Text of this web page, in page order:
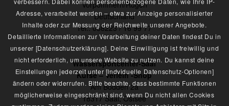
Vorpommern/Rügen
Deutschland
Tel.: 038223 / 16 99 77
Wassersportcenter-Saal
Kurse – Verleih -Shop
Am Bodden 2a
18317 Saal, Ostsee
Adresse, verarbeitet werden – etwa zur Anzeige personalisierter
Inhalte oder zur Messung der Reichweite unserer Angebote.
Detaillierte Informationen zur Verarbeitung deiner Daten findest Du in
unserer [Datenschutzerklärung]. Deine Einwilligung ist freiwillig und
nicht erforderlich, um unsere Website zu nutzen. Du kannst deine
Einstellungen jederzeit unter [Indviduelle Datenschutz-Optionen]
ändern oder widerrufen. Bitte beachte, dass bestimmte Funktionen
möglicherweise eingeschränkt sind, wenn Du nicht allen Cookies